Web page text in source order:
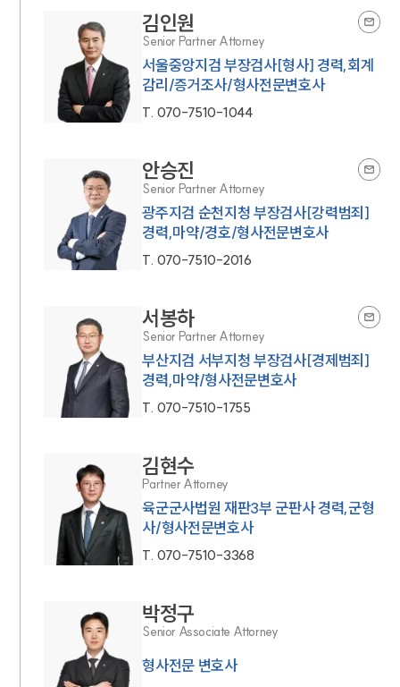
김인원
Senior Partner Attorney
서울중앙지검 부장검사[형사] 경력,회계
감리/증거조사/형사전문변호사
T. 070-7510-1044
안승진
Senior Partner Attorney
광주지검 순천지청 부장검사[강력범죄]
경력,마약/경호/형사전문변호사
T. 070-7510-2016
서봉하
Senior Partner Attorney
부산지검 서부지청 부장검사[경제범죄]
경력,마약/형사전문변호사
T. 070-7510-1755
김현수
Partner Attorney
육군군사법원 재판3부 군판사 경력,군형
사/형사전문변호사
T. 070-7510-3368
박정구
Senior Associate Attorney
형사전문 변호사